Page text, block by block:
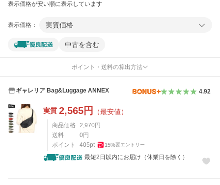
表示価格が安い順に表示しています
表示価格： 実質価格
中古を含む
ポイント・送料の算出方法
ギャレリア Bag&Luggage ANNEX 4.92
実質 2,565円 （最安値）
商品価格 2,970 円
送料
0 円
ポイント
405pt 15%要エントリー
最短2日以内にお届け（休業日を除く）